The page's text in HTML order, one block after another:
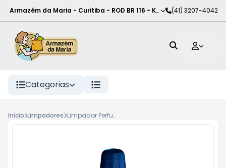
Armazém da Maria - Curitiba - ROD BR 116 - KM 102,Curitiba-PR
(41) 3207-4042
Categorias
Início Limpadores Limpador Perfumado Casa e Perfume Bela Flore 500ml